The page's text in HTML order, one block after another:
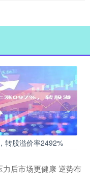
转股溢价率2492%
后市场更健康 逆势布